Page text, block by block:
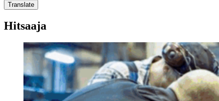
Translate
Hitsaaja